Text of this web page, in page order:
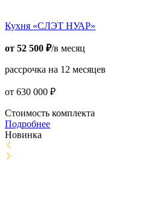
Кухня «СЛЭТ НУАР»
от 52 500 ₽/в месяц
рассрочка на 12 месяцев
от 630 000 ₽
Стоимость комплекта
Подробнее
Новинка